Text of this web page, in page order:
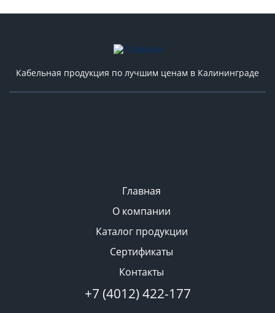
Кабельная продукция по лучшим ценам в Калининграде
Главная
О компании
Каталог продукции
Сертификаты
Контакты
+7 (4012) 422-177